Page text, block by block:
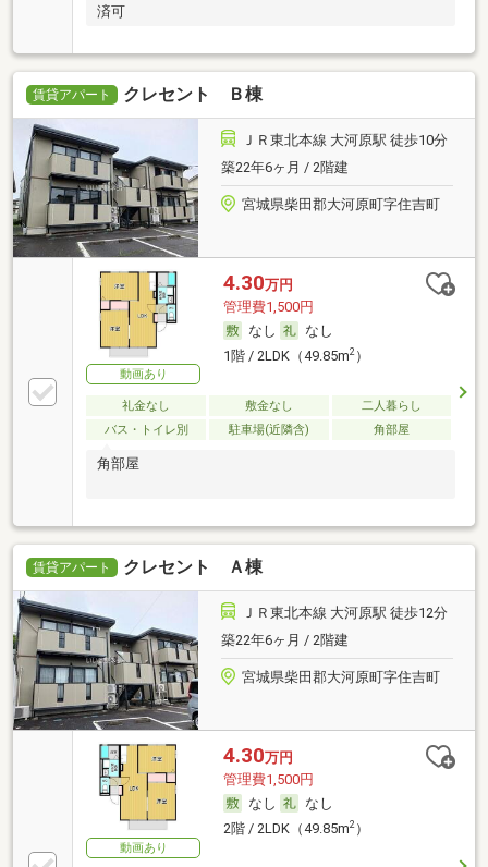
済可
賃貸アパート クレセント Ｂ棟
ＪＲ東北本線 大河原駅 徒歩10分
築22年6ヶ月 / 2階建
宮城県柴田郡大河原町字住吉町
動画あり
4.30万円
管理費1,500円
なし
なし
1階 / 2LDK（49.85m2）
礼金なし 敷金なし
二人暮らし
バス・トイレ別
駐車場(近隣含) 角部屋
角部屋
賃貸アパート クレセント Ａ棟
ＪＲ東北本線 大河原駅 徒歩12分
築22年6ヶ月 / 2階建
宮城県柴田郡大河原町字住吉町
動画あり
4.30万円
管理費1,500円
なし
なし
2階 / 2LDK（49.85m2）